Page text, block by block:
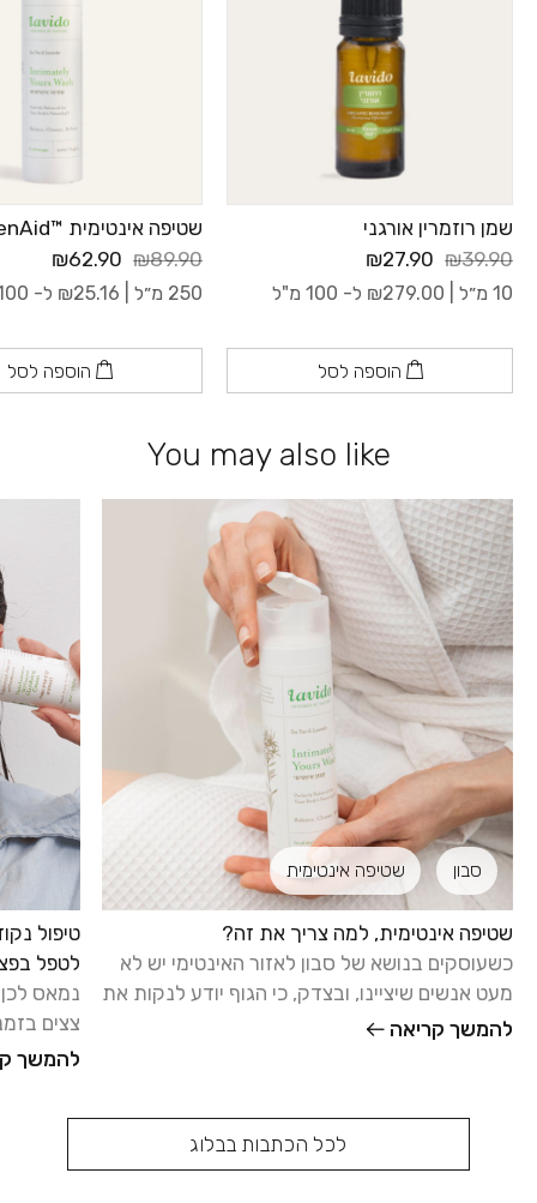
שמן רוזמרין אורגני
₪39.90
₪27.90
10 מ״ל | ₪279.00 ל- 100 מ"ל
הוספה לסל
שטיפה אינטימית ™GreenAid
₪89.90
₪62.90
250 מ״ל | ₪25.16 ל- 100 מ"ל
הוספה לסל
You may also like
סבון שטיפה אינטימית
שטיפה אינטימית, למה צריך את זה?
כשעוסקים בנושא של סבון לאזור האינטימי יש לא
מעט אנשים שיציינו, ובצדק, כי הגוף יודע לנקות את
עצמו, ואפשר להסתפק
להמשך קריאה
לטפל
נמאס
צצים
בדרגות
להמשך
לכל הכתבות בבלוג